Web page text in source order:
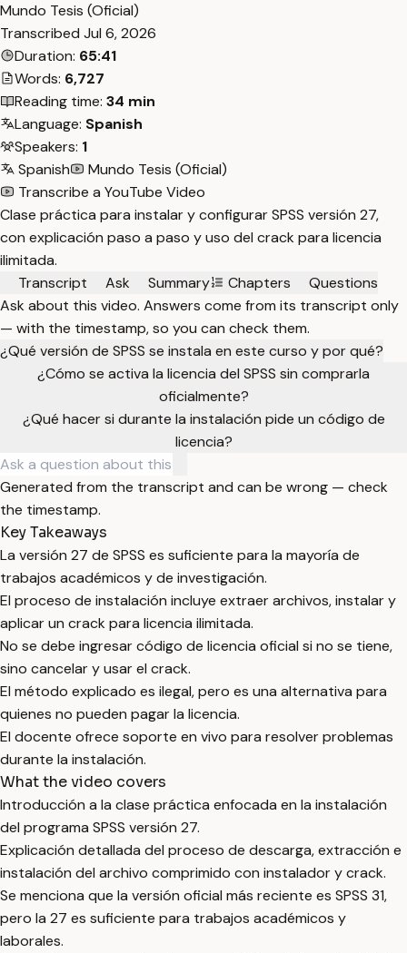
Mundo Tesis (Oficial)
Transcribed Jul 6, 2026
Duration: 65:41
Words: 6,727
Reading time: 34 min
Language: Spanish
Speakers: 1
Spanish
Mundo Tesis (Oficial)
Transcribe a YouTube Video
Clase práctica para instalar y configurar SPSS versión 27,
con explicación paso a paso y uso del crack para licencia
ilimitada.
Transcript
Ask Summary Chapters
Questions
Ask about this video. Answers come from its transcript only
— with the timestamp, so you can check them.
¿Qué versión de SPSS se instala en este curso y por qué?
¿Cómo se activa la licencia del SPSS sin comprarla
oficialmente?
¿Qué hacer si durante la instalación pide un código de
licencia?
Generated from the transcript and can be wrong — check
the timestamp.
Key Takeaways
La versión 27 de SPSS es suficiente para la mayoría de
trabajos académicos y de investigación.
El proceso de instalación incluye extraer archivos, instalar y
aplicar un crack para licencia ilimitada.
No se debe ingresar código de licencia oficial si no se tiene,
sino cancelar y usar el crack.
El método explicado es ilegal, pero es una alternativa para
quienes no pueden pagar la licencia.
El docente ofrece soporte en vivo para resolver problemas
durante la instalación.
What the video covers
Introducción a la clase práctica enfocada en la instalación
del programa SPSS versión 27.
Explicación detallada del proceso de descarga, extracción e
instalación del archivo comprimido con instalador y crack.
Se menciona que la versión oficial más reciente es SPSS 31,
pero la 27 es suficiente para trabajos académicos y
laborales.